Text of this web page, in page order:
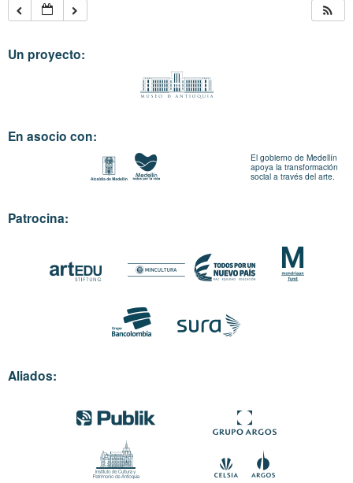
Un proyecto:
En asocio con:
El gobierno de Medellín
apoya la transformación
social a través del arte.
Patrocina:
Aliados: